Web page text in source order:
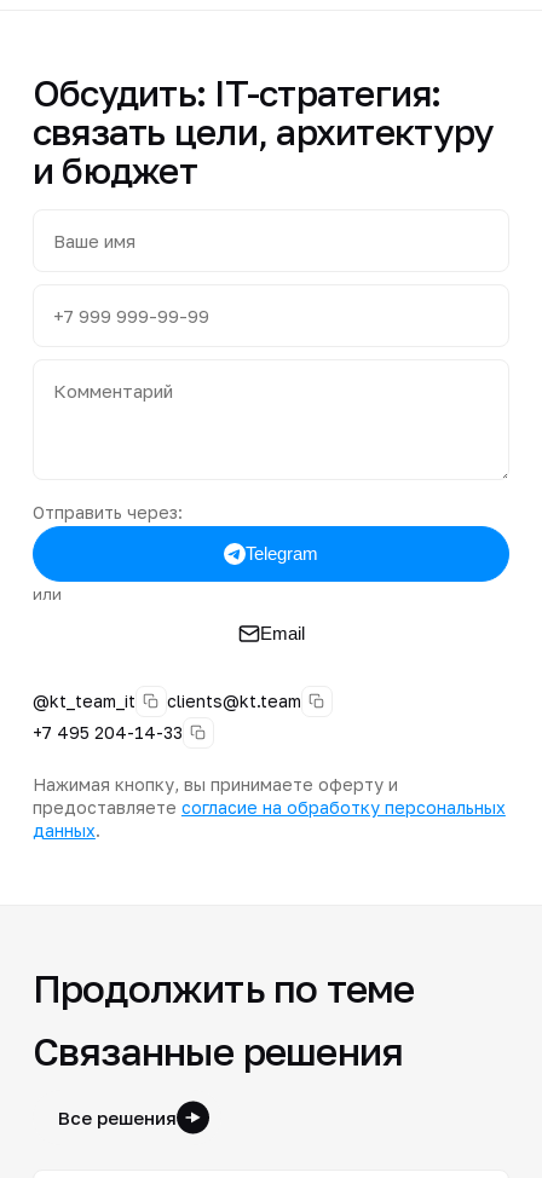
Обсудить: IT-стратегия:
связать цели, архитектуру
и бюджет
Отправить через:
Telegram
или
Email
@kt_team_it
clients@kt.team
+7 495 204-14-33
Нажимая кнопку, вы принимаете оферту и
предоставляете согласие на обработку персональных
данных.
Продолжить по теме
Связанные решения
Все решения